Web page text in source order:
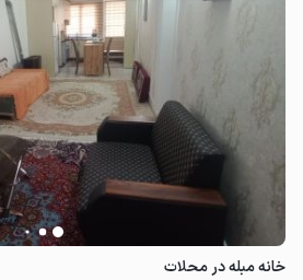
خانه مبله در محلات